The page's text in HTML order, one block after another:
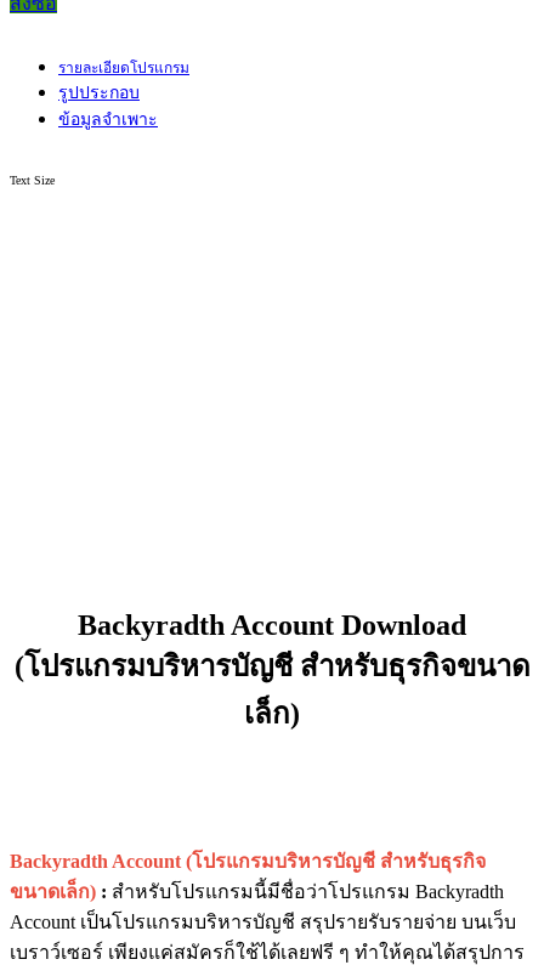
รายละเอียดโปรแกรม
รูปประกอบ
ข้อมูลจำเพาะ
Text Size
Backyradth Account Download
(โปรแกรมบริหารบัญชี สำหรับธุรกิจขนาด
เล็ก)
Backyradth Account (โปรแกรมบริหารบัญชี สำหรับธุรกิจ
ขนาดเล็ก) : สำหรับโปรแกรมนี้มีชื่อว่าโปรแกรม Backyradth
Account เป็นโปรแกรมบริหารบัญชี สรุปรายรับรายจ่าย บนเว็บ
เบราว์เซอร์ เพียงแค่สมัครก็ใช้ได้เลยฟรี ๆ ทำให้คุณได้สรุปการ